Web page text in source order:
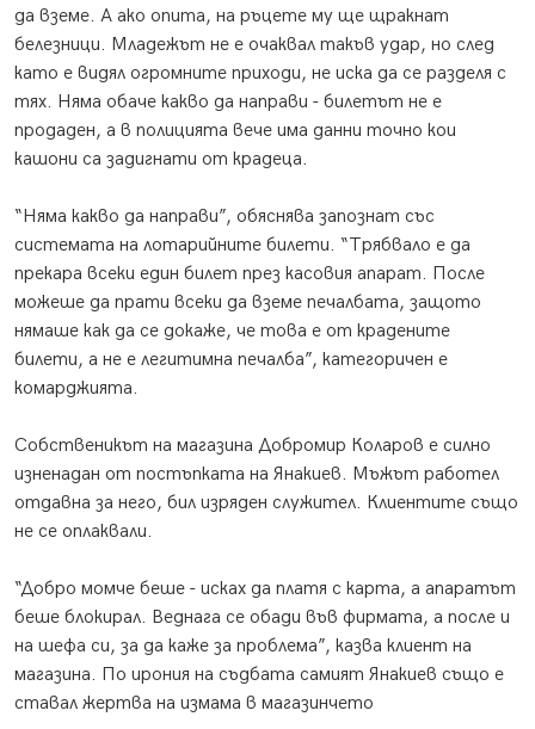
да вземе. А ако опита, на ръцете му ще щракнат
белезници. Младежът не е очаквал такъв удар, но след
като е видял огромните приходи, не иска да се разделя с
тях. Няма обаче какво да направи - билетът не е
продаден, а в полицията вече има данни точно кои
кашони са задигнати от крадеца.
“Няма какво да направи”, обяснява запознат със
системата на лотарийните билети. “Трябвало е да
прекара всеки един билет през касовия апарат. После
можеше да прати всеки да вземе печалбата, защото
нямаше как да се докаже, че това е от крадените
билети, а не е легитимна печалба”, категоричен е
комарджията.
Собственикът на магазина Добромир Коларов е силно
изненадан от постъпката на Янакиев. Мъжът работел
отдавна за него, бил изряден служител. Клиентите също
не се оплаквали.
“Добро момче беше - исках да платя с карта, а апаратът
беше блокирал. Веднага се обади във фирмата, а после и
на шефа си, за да каже за проблема”, казва клиент на
магазина. По ирония на съдбата самият Янакиев също е
ставал жертва на измама в магазинчето